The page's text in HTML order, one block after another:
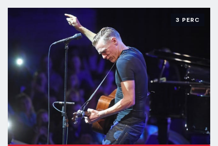
3 PERC